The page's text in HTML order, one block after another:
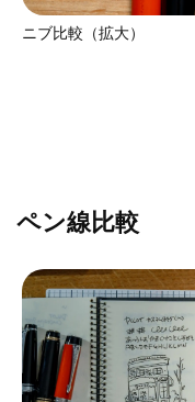
ニブ比較（拡大）
ペン線比較